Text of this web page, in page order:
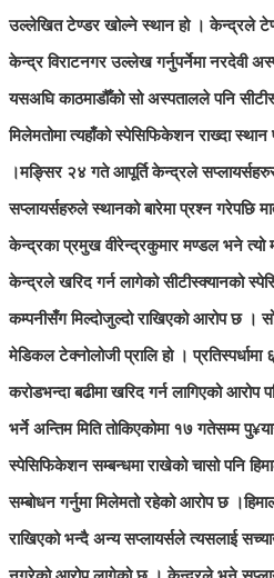
उल्लेखित टेण्डर खोल्ने स्थान हो । केन्द्रले
केन्द्र विराटनगर उल्लेख गर्नुपर्नेमा नरदेवी
यसअघि काठमाडौँको सो अस्पतालले पनि
मिलेमतोमा त्यहाँको स्पेसिफिकेशन राख्दा
।मङ्सिर २४ गते आपूर्ति केन्द्रले
सप्लायर्सहरुले स्थानको बारेमा प्रश्न गरेपछि
केन्द्रका प्रमुख वीरेन्द्रकुमार मण्डल भने त्यो
केन्द्रले खरिद गर्न लागेको सीटीस्क्यानको
कम्पनीसँग मिल्दोजुल्दो राखिएको आरोप छ ।
मेडिकल टेक्नोलोजी प्रालि हो । प्रतिस्पर्धामा
करोडभन्दा बढीमा खरिद गर्न लागिएको आरोप
भर्ने अन्तिम मिति तोकिएकोमा १७ गतेसम्म
स्पेसिफिकेशन सम्बन्धमा राखेको चासो पनि
सम्बोधन गर्नुमा मिलेमतो रहेको आरोप छ ।
राखिएको भन्दै अन्य सप्लायर्सले त्यसलाई